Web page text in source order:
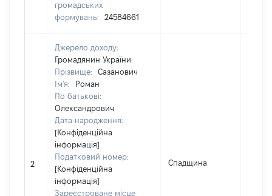
громадських
формувань:
24584661
2
Джерело доходу:
Громадянин України
Прізвище:
Сазанович
Ім'я:
Роман
По батькові:
Олександрович
Дата народження:
[Конфіденційна
інформація]
Податковий номер:
[Конфіденційна
інформація]
Зареєстроване місце
Спадщина